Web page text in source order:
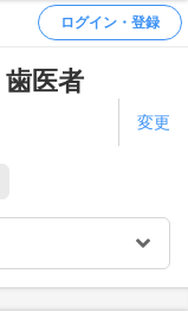
ログイン・登録
医者
変更